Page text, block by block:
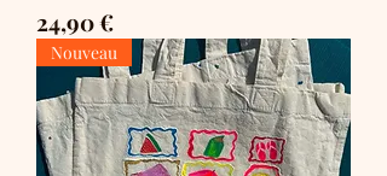
Prix
24,90 €
Nouveau